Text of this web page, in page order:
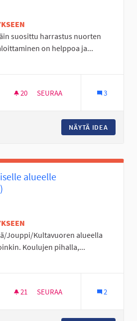
suosittu harrastus nuorten
on helppoa ja...
mukaan: Itäinen Seinäjoki
20 20 SEURAAJAA
SEURAA 3
NÄYTÄ IDEA
alueelle
Jouppi/Kultavuoren alueella
Koulujen pihalla,...
mukaan: Läntinen Seinäjoki
21 21 SEURAAJAA
SEURAA 2